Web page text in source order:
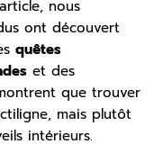
nous
ont découvert
quêtes
et des
que trouver
mais plutôt
intérieurs.